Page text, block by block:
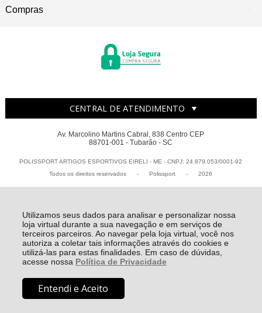
Utilizamos seus dados para analisar e personalizar nossa
loja virtual durante a sua navegação e em serviços de
terceiros parceiros. Ao navegar pela loja virtual, você nos
autoriza a coletar tais informações através do cookies e
utilizá-las para estas finalidades. Em caso de dúvidas,
acesse nossa Política de Privacidade
Entendi e Aceito
Compras
CENTRAL DE ATENDIMENTO
Av. Marcolino Martins Cabral, 838 Centro CEP
88701-001 - Tubarão - SC
POLISSPORT ARTIGOS ESPORTIVOS EIRELI - ME - CNPJ: 24.879.053/0001-92
Todos os direitos reservados
- Polissport - 2026
R$ 159,90
Por:R$ 129,90